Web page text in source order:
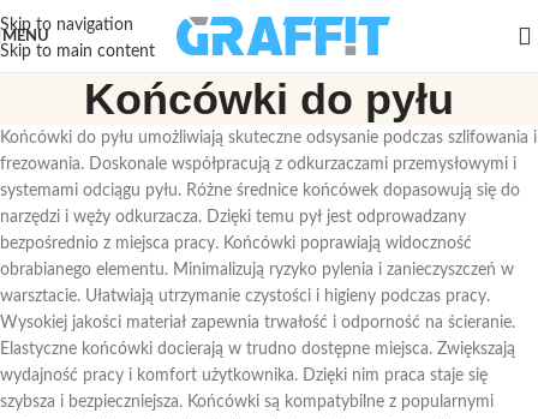
Skip to navigation
Skip to main content
MENU
Końcówki do pyłu
Końcówki do pyłu umożliwiają skuteczne odsysanie podczas szlifowania i
frezowania. Doskonale współpracują z odkurzaczami przemysłowymi i
systemami odciągu pyłu. Różne średnice końcówek dopasowują się do
narzędzi i węży odkurzacza. Dzięki temu pył jest odprowadzany
bezpośrednio z miejsca pracy. Końcówki poprawiają widoczność
obrabianego elementu. Minimalizują ryzyko pylenia i zanieczyszczeń w
warsztacie. Ułatwiają utrzymanie czystości i higieny podczas pracy.
Wysokiej jakości materiał zapewnia trwałość i odporność na ścieranie.
Elastyczne końcówki docierają w trudno dostępne miejsca. Zwiększają
wydajność pracy i komfort użytkownika. Dzięki nim praca staje się
szybsza i bezpieczniejsza. Końcówki są kompatybilne z popularnymi